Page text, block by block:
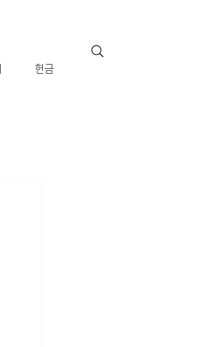
헌금